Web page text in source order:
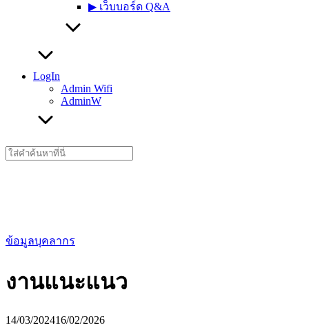
▶︎ เว็บบอร์ด Q&A
LogIn
Admin Wifi
AdminW
Search
for:
ข้อมูลบุคลากร
งานแนะแนว
14/03/202416/02/2026